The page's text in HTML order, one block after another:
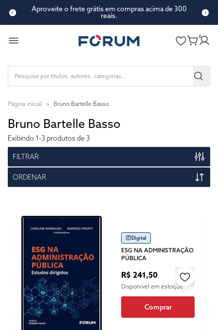
Aproveite o frete grátis em compras acima de 300
reais.
0
Página inicial > Bruno Bartelle Basso
Bruno Bartelle Basso
Exibindo 1-3 produtos de 3
FILTRAR
ORDENAR
Digital
ESG NA ADMINISTRAÇÃO
PÚBLICA
R$ 241,50
Disponível em estoque
Comprar